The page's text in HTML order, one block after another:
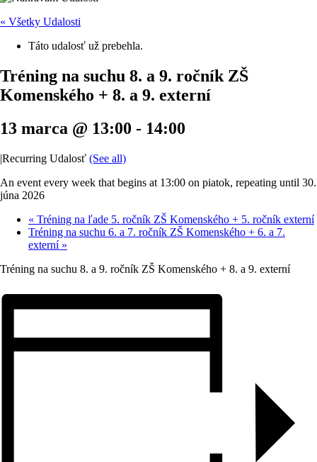
« Všetky Udalosti
Táto udalosť už prebehla.
Tréning na suchu 8. a 9. ročník ZŠ
Komenského + 8. a 9. externí
13 marca @ 13:00 - 14:00
|Recurring Udalosť (See all)
An event every week that begins at 13:00 on piatok, repeating until 30.
júna 2026
« Tréning na ľade 5. ročník ZŠ Komenského + 5. ročník externí
Tréning na suchu 6. a 7. ročník ZŠ Komenského + 6. a 7.
externí »
Tréning na suchu 8. a 9. ročník ZŠ Komenského + 8. a 9. externí